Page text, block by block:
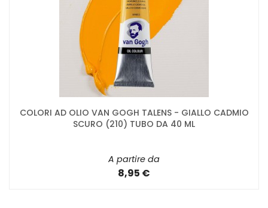
COLORI AD OLIO VAN GOGH TALENS - GIALLO CADMIO
SCURO (210) TUBO DA 40 ML
A partire da
8,95 €